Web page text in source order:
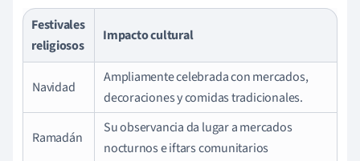
Festivales
religiosos
Impacto cultural
Navidad
Ampliamente celebrada con mercados,
decoraciones y comidas tradicionales.
Ramadán
Su observancia da lugar a mercados
nocturnos e iftars comunitarios